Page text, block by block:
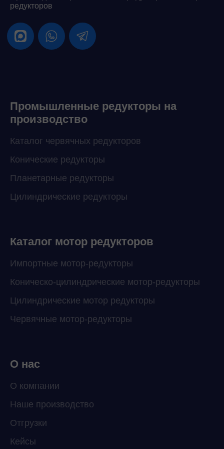
редукторов
Промышленные редукторы на
производство
Каталог червячных редукторов
Конические редукторы
Планетарные редукторы
Цилиндрические редукторы
Каталог мотор редукторов
Импортные мотор-редукторы
Коническо-цилиндрические мотор-редукторы
Цилиндрические мотор редукторы
Червячные мотор-редукторы
О нас
О компании
Наше производство
Отгрузки
Кейсы